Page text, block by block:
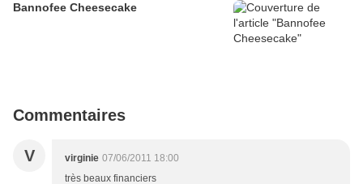
Bannofee Cheesecake
Commentaires
V virginie 07/06/2011 18:00
très beaux financiers